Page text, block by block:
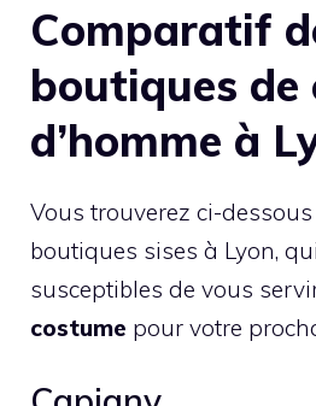
Comparatif
boutiques de
d’homme à
Vous trouverez ci-
boutiques sises à Lyon,
susceptibles de vous
costume pour votre